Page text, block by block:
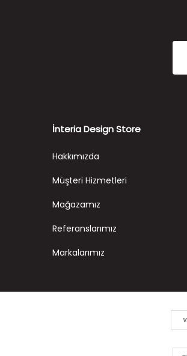
İnteria Design Store
Hakkımızda
Müşteri Hizmetleri
Mağazamız
Referanslarımız
Markalarımız